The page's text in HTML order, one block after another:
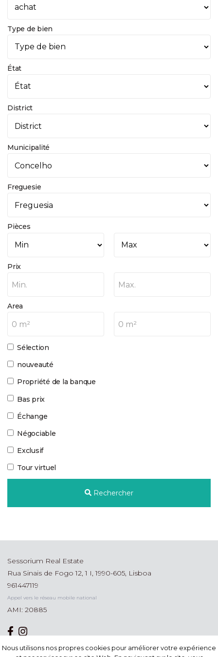
Nous utilisons nos propres cookies pour améliorer votre expérience
Type de bien
État
District
Municipalité
Freguesie
Pièces
Prix
Min. Max.
Area
0 m² 0 m²
Sélection
nouveauté
Propriété de la banque
Bas prix
Échange
Négociable
Exclusif
Tour virtuel
Rechercher
Sessorium Real Estate
Rua Sinais de Fogo 12, 1 I, 1990-605, Lisboa
961447119
Appel vers le réseau mobile national
AMI: 20885
Nous utilisons nos propres cookies pour améliorer votre expérience